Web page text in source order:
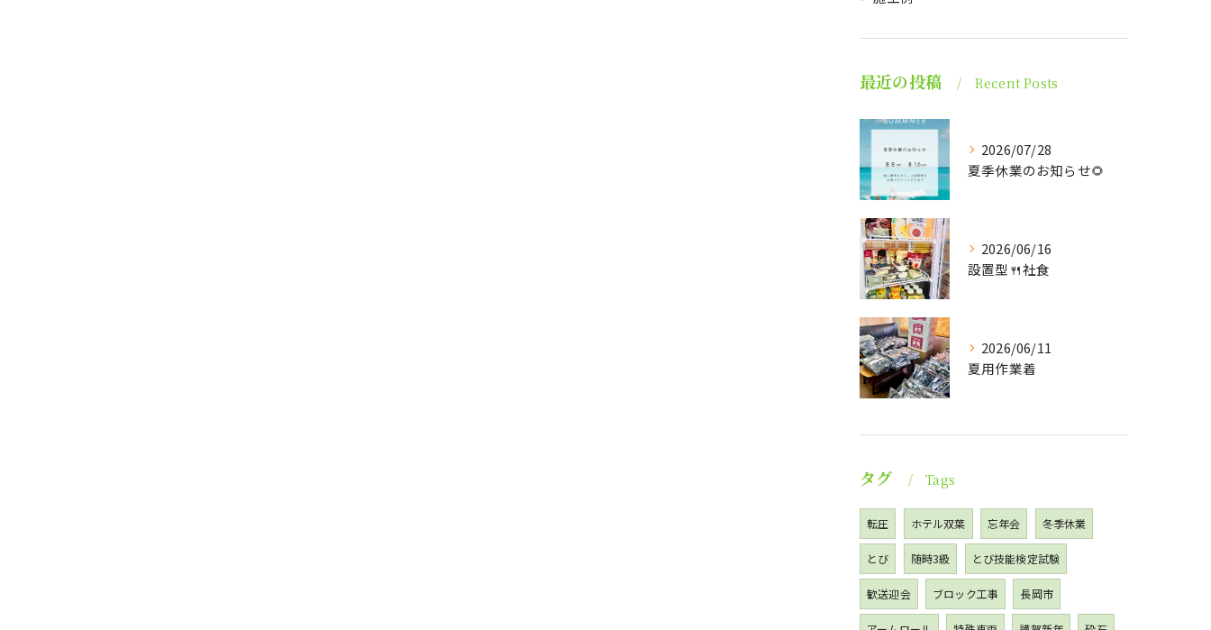
最近の投稿 Recent Posts
2026/07/28
夏季休業のお知らせ🌻
2026/06/16
設置型🍴社食
2026/06/11
夏用作業着
タグ Tags
転圧 ホテル双葉 忘年会 冬季休業
とび 随時3級 とび技能検定試験
歓送迎会 ブロック工事 長岡市